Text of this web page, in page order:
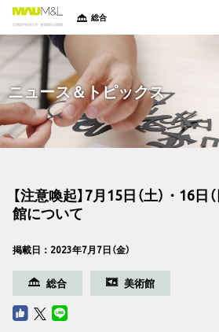
総合
ニュース＆トピックス
【注意喚起】7月15日（土）・16日
館について
掲載日：2023年7月7日（金）
総合 美術館